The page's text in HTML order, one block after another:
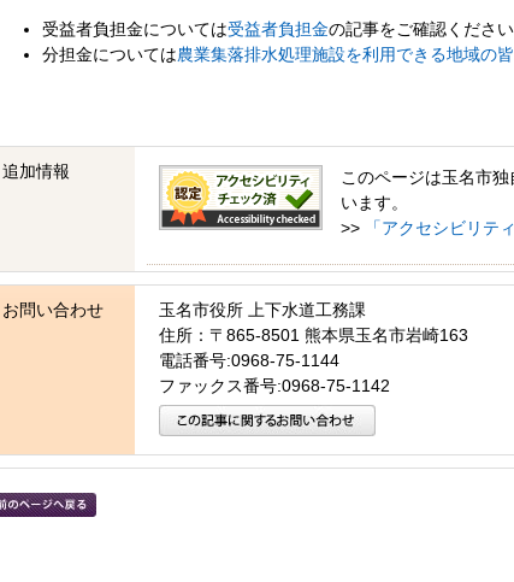
受益者負担金については受益者負担金の記事をご確認ください
分担金については農業集落排水処理施設を利用できる地域の
追加情報
このページは玉名市
います。
>>
「アクセシビリテ
お問い合わせ
玉名市役所 上下水道工務課
住所：〒865-8501 熊本県玉名市岩崎163
電話番号:0968-75-1144
ファックス番号:0968-75-1142